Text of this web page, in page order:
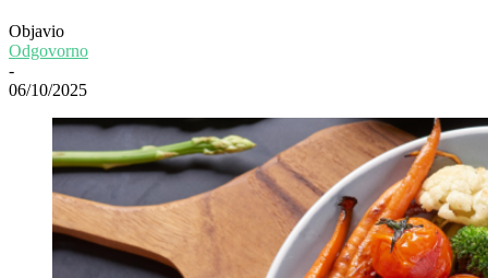
Objavio
Odgovorno
-
06/10/2025